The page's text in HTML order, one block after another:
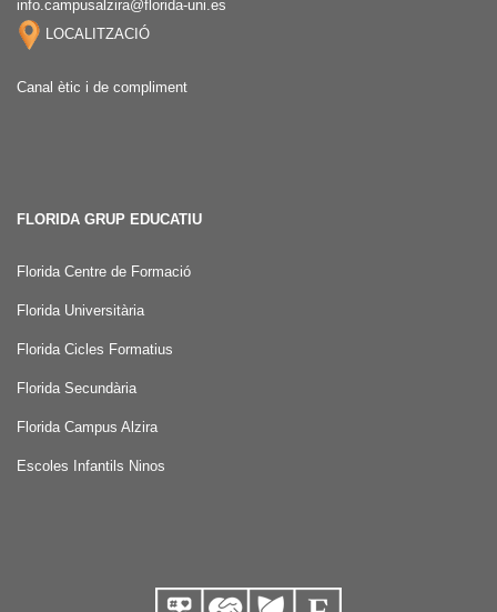
info.campusalzira@florida-uni.es
LOCALITZACIÓ
Canal ètic i de compliment
FLORIDA GRUP EDUCATIU
Florida Centre de Formació
Florida Universitària
Florida Cicles Formatius
Florida Secundària
Florida Campus Alzira
Escoles Infantils Ninos